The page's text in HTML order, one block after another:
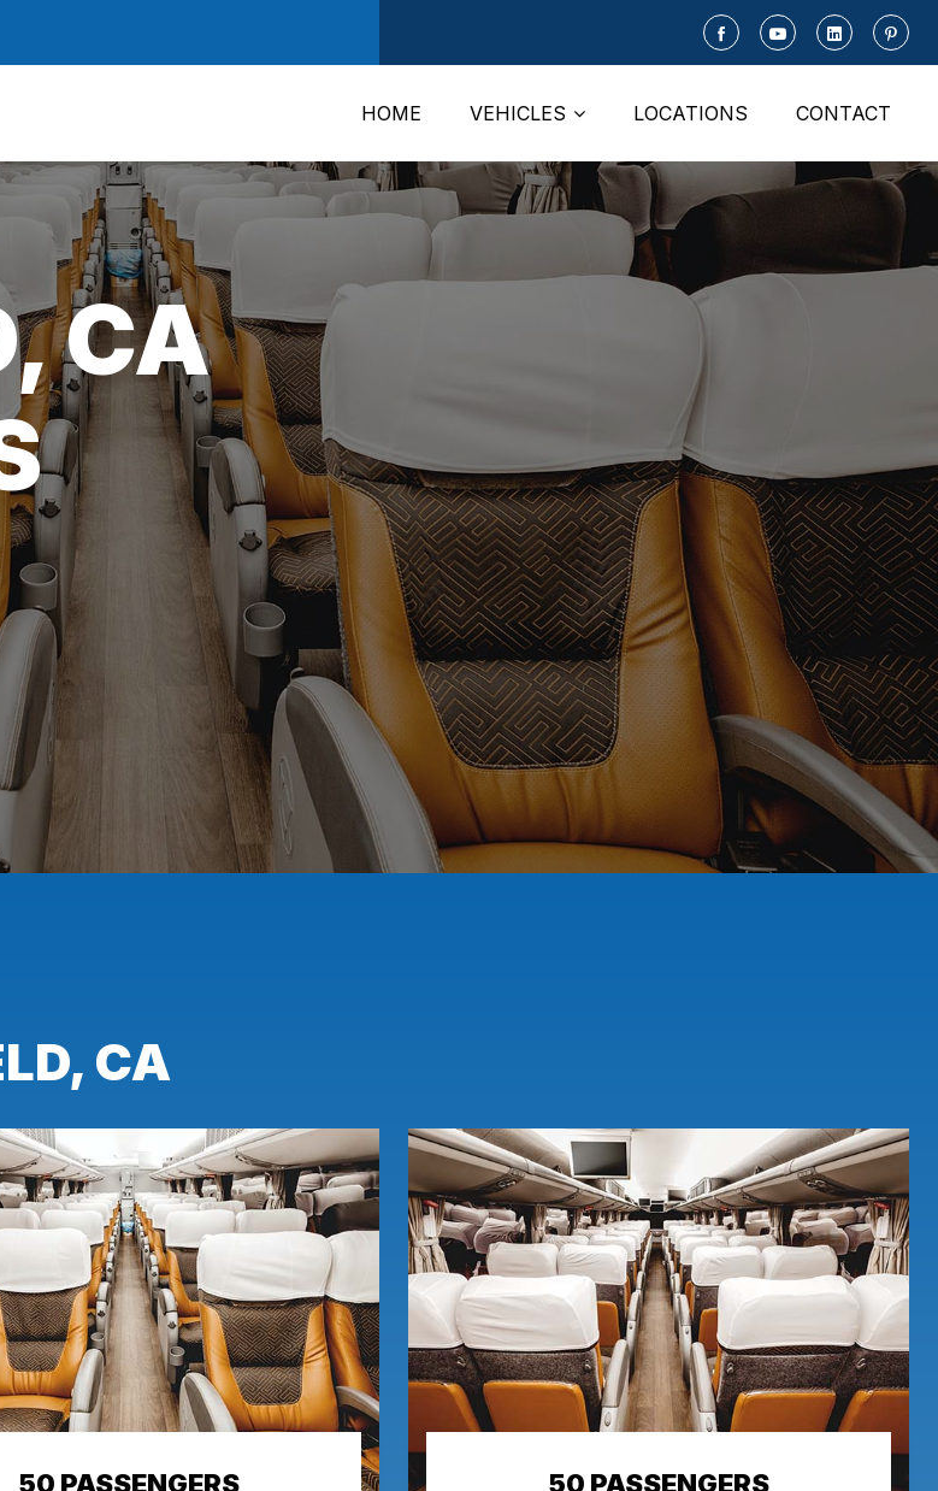
HOME VEHICLES LOCATIONS CONTACT
CA
CA
50 PASSENGERS 50 PASSENGERS